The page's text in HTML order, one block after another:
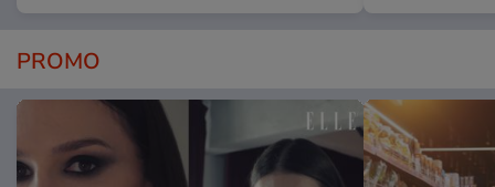
PROMO